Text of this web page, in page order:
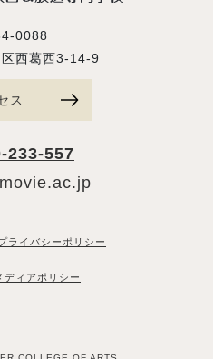
0088
西葛西3-14-9
ス
233-557
ライバシーポリシー
ディアポリシー